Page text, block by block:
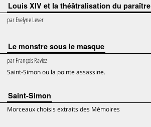
Louis XIV et la théâtralisation du paraître
parEvelyne Lever
Le monstre sous le masque
parFrançois Raviez
Saint-Simon ou la pointe assassine.
Saint-Simon
Morceaux choisis extraits des Mémoires